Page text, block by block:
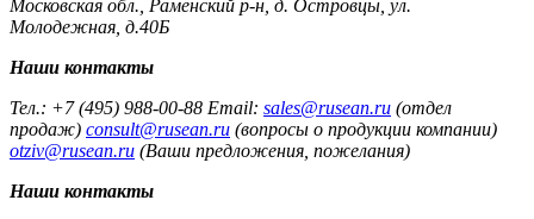
Московская обл., Раменский р-н, д. Островцы, ул.
Молодежная, д.40Б
Наши контакты
Тел.: +7 (495) 988-00-88 Email: sales@rusean.ru (отдел
продаж) consult@rusean.ru (вопросы о продукции компании)
otziv@rusean.ru (Ваши предложения, пожелания)
Наши контакты